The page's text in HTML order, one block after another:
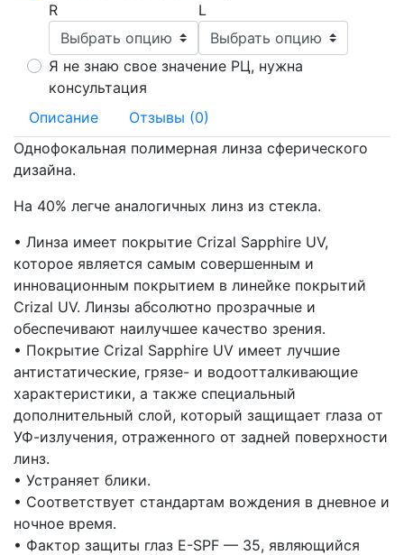
R
L
Я не знаю свое значение РЦ, нужна
консультация
Описание
Отзывы (0)
Однофокальная полимерная линза сферического
дизайна.
На 40% легче аналогичных линз из стекла.
• Линза имеет покрытие Crizal Sapphire UV,
которое является самым совершенным и
инновационным покрытием в линейке покрытий
Crizal UV. Линзы абсолютно прозрачные и
обеспечивают наилучшее качество зрения.
• Покрытие Crizal Sapphire UV имеет лучшие
антистатические, грязе- и водоотталкивающие
характеристики, а также специальный
дополнительный слой, который защищает глаза от
УФ-излучения, отраженного от задней поверхности
линз.
• Устраняет блики.
• Соответствует стандартам вождения в дневное и
ночное время.
• Фактор защиты глаз E-SPF — 35, являющийся